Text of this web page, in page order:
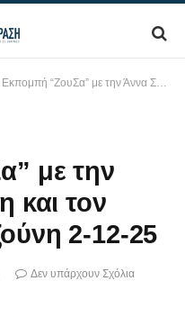
Εκπομπή “ΖουΣα” με την Άννα Σαρηγιάννη και τον Παναγιώτη Ζουζούνη 2-12-25
με την
και τον
2-12-25
Δεν υπάρχουν Σχόλια